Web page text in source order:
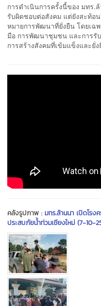
การดำเนินการครั้งนี้ของ มทร.
รับผิดชอบต่อสังคม แต่ยังสะท้อ
หมายการพัฒนาที่ยั่งยืน โดยเฉ
มือ การพัฒนาชุมชน และการรั
การสร้างสังคมที่เข้มแข็งและยั่
คลังรูปภาพ : มทร.ล้านนา เปิดโร
ประสบภัยน้ำท่วมเชียงใหม่ (7-10-